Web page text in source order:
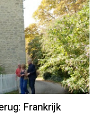
Frankrijk